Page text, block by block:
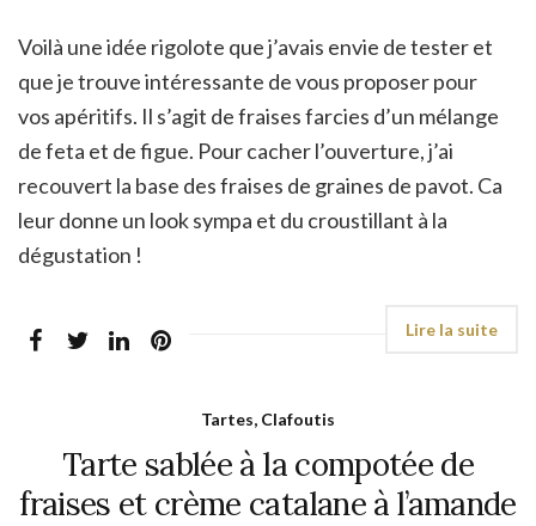
Voilà une idée rigolote que j’avais envie de tester et
que je trouve intéressante de vous proposer pour
vos apéritifs. Il s’agit de fraises farcies d’un mélange
de feta et de figue. Pour cacher l’ouverture, j’ai
recouvert la base des fraises de graines de pavot. Ca
leur donne un look sympa et du croustillant à la
dégustation !
Tartes, Clafoutis
Tarte sablée à la compotée de
fraises et crème catalane à l’amande